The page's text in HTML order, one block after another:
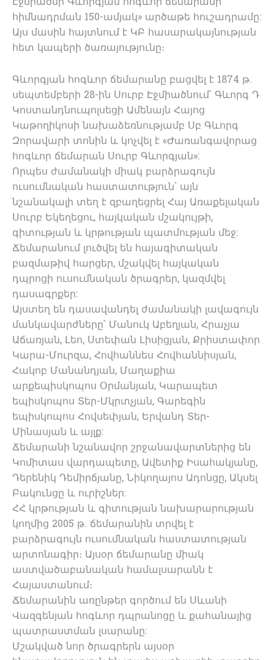
հիմնադրման 150-ամյակ» արծաթե հուշադրամը:
Այս մասին հայտնում է ԿԲ հասարակայնության
հետ կապերի ծառայությունը։
Գևորգյան հոգևոր ճեմարանը բացվել է 1874 թ.
սեպտեմբերի 28-ին Սուրբ Էջմիածնում՝ Գևորգ Դ
Կոստանդնուպոլսեցի Ամենայն Հայոց
Կաթողիկոսի նախաձեռնությամբ Սբ Գևորգ
Զորավարի տոնին և կոչվել է «Ժառանգավորաց
հոգևոր ճեմարան Սուրբ Գևորգյան»:
Որպես ժամանակի միակ բարձրագույն
ուսումնական հաստատություն՝ այն
նշանակալի տեղ է զբաղեցրել Հայ Առաքելական
Սուրբ Եկեղեցու, հայկական մշակույթի,
գիտության և կրթության պատմության մեջ:
Ճեմարանում լուծվել են հայագիտական
բազմաթիվ հարցեր, մշակվել հայկական
դպրոցի ուսումնական ծրագրեր, կազմվել
դասագրքեր:
Այստեղ են դասավանդել ժամանակի լավագույն
մանկավարժները՝ Մանուկ Աբեղյան, Հրաչյա
Աճառյան, Լեո, Ստեփան Լիսիցյան, Քրիստափոր
Կարա-Մուրզա, Հովհաննես Հովհաննիսյան,
Հակոբ Մանանդյան, Մաղաքիա
արքեպիսկոպոս Օրմանյան, Կարապետ
եպիսկոպոս Տեր-Մկրտչյան, Գարեգին
եպիսկոպոս Հովսեփյան, Երվանդ Տեր-
Մինասյան և այլք:
Ճեմարանի նշանավոր շրջանավարտներից են
Կոմիտաս վարդապետը, Ավետիք Իսահակյանը,
Դերենիկ Դեմիրճյանը, Նիկողայոս Ադոնցը, Ակսել
Բակունցը և ուրիշներ:
ՀՀ կրթության և գիտության նախարարության
կողմից 2005 թ. ճեմարանին տրվել է
բարձրագույն ուսումնական հաստատության
արտոնագիր։ Այսօր ճեմարանը միակ
աստվածաբանական համալսարանն է
Հայաստանում։
Ճեմարանին առընթեր գործում են Սևանի
Վազգենյան հոգևոր դպրանոցը և քահանայից
պատրաստման լսարանը:
Մշակված նոր ծրագրերն այսօր